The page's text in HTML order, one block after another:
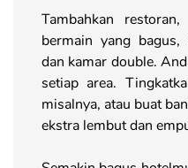
Tambahkan
bermain yang
dan kamar double.
setiap area.
misalnya, atau buat
ekstra lembut dan